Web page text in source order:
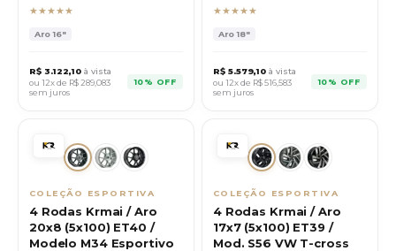
★★★★★
Aro16"
R$ 3.122,10 à vista
ou 12x de R$289,083
sem juros
10% OFF
★★★★★
Aro18"
R$ 5.579,10 à vista
ou 12x de R$516,583
sem juros
10% OFF
COLEÇÃO ESPORTIVA
4 Rodas Krmai / Aro
20x8 (5x100) ET40 /
Modelo M34 Esportivo
COLEÇÃO ESPORTIVA
4 Rodas Krmai / Aro
17x7 (5x100) ET39 /
Mod. S56 VW T-cross